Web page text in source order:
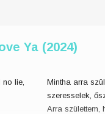
Ya (2024)
no lie,
Mintha arra
szeresselek,
Arra születtem,